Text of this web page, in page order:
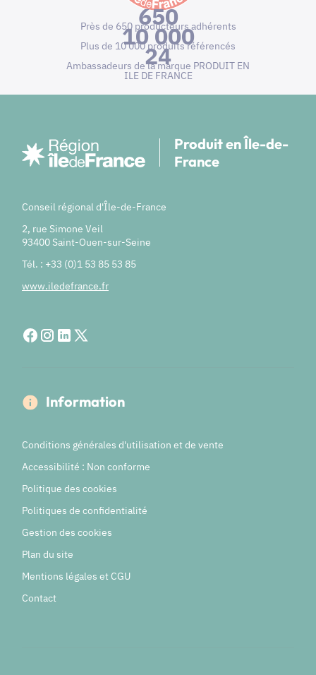
650
Près de 650 producteurs adhérents
10 000
Plus de 10 000 produits référencés
24
Ambassadeurs de la marque PRODUIT EN
ILE DE FRANCE
Produit en Île-de-
France
Conseil régional d'Île-de-France
2, rue Simone Veil
93400 Saint-Ouen-sur-Seine
Tél. : +33 (0)1 53 85 53 85
www.iledefrance.fr
Information
Conditions générales d'utilisation et de vente
Accessibilité : Non conforme
Politique des cookies
Politiques de confidentialité
Gestion des cookies
Plan du site
Mentions légales et CGU
Contact